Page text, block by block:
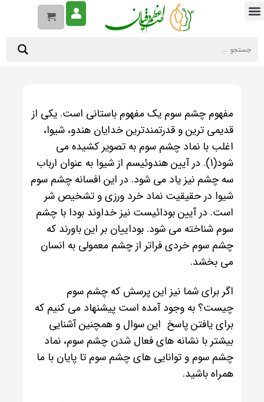
مفهوم چشم سوم یک مفهوم باستانی است. یکی از
قدیمی ترین و قدرتمندترین خدایان هندو، شیوا،
اغلب با نماد چشم سوم به تصویر کشیده می
شود(1). در آیین هندوئیسم از شیوا به عنوان ارباب
سه چشم نیز یاد می شود. در این افسانه چشم سوم
شیوا در حقیقیت نماد خرد ورزی و تشخیص شر
است. در آیین بودائیست نیز خداوند بودا با چشم
سوم شناخته می شود. بوداییان بر این باورند که
چشم سوم خردی فراتر از چشم معمولی به انسان
می بخشد.
اگر برای شما نیز این پرسش که چشم سوم
چیست؟ به وجود آمده است پیشنهاد می کنیم که
برای یافتن پاسخ این سوال و همچنین آشنایی
بیشتر با نشانه های فعال شدن چشم سوم، نماد
چشم سوم و توانایی های چشم سوم تا پایان با ما
همراه باشید.